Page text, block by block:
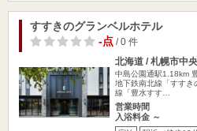
すすきのグランベルホテル
-点/ 0 件
北海道 / 札幌市中
中島公園通駅1.18km
地下鉄南北線「すすき
線「豊水すす…
営業時間
入浴料金 ～